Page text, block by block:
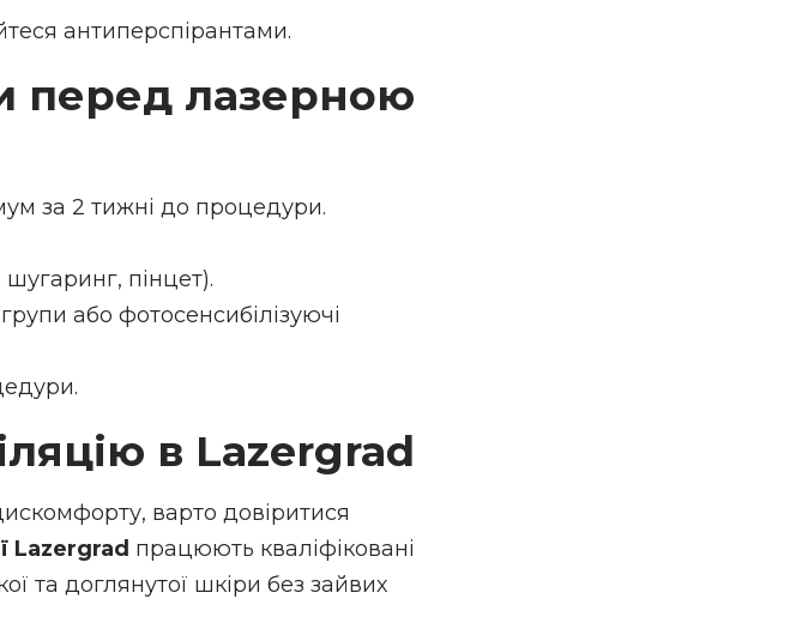
антиперспірантами.
перед лазерною
за 2 тижні до процедури.
пінцет).
або фотосенсибілізуючі
в Lazergrad
варто довіритися
Lazergrad працюють кваліфіковані
та доглянутої шкіри без зайвих